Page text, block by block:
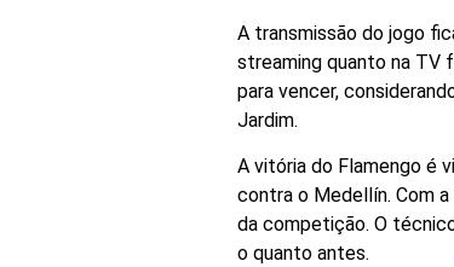
A transmissão do jogo
streaming quanto na TV
para vencer,
Jardim.
A vitória do Flamengo é
contra o Medellín. Com
da competição. O
o quanto antes.